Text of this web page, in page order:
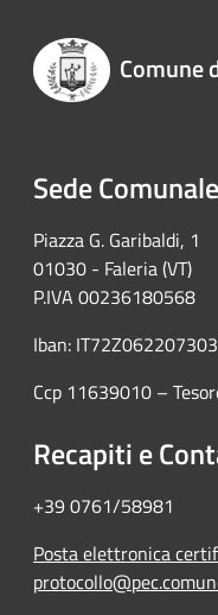
Comune
Sede Comunale
Piazza G. Garibaldi, 1
01030 - Faleria (VT)
P.IVA 00236180568
Iban:
Ccp 11639010 –
Recapiti e
+39 0761/58981
Posta elettronica